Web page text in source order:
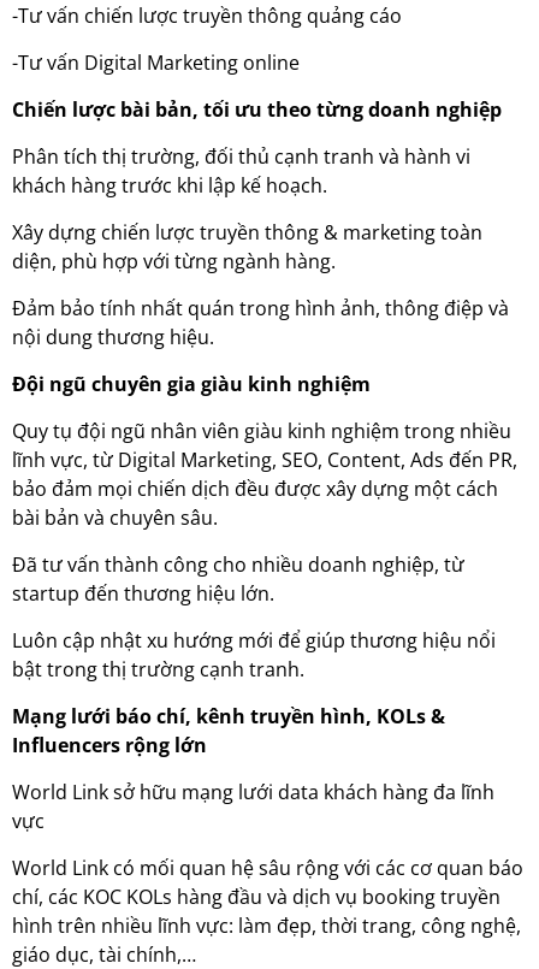
-Tư vấn chiến lược truyền thông quảng cáo
-Tư vấn Digital Marketing online
Chiến lược bài bản, tối ưu theo từng doanh nghiệp
Phân tích thị trường, đối thủ cạnh tranh và hành vi
khách hàng trước khi lập kế hoạch.
Xây dựng chiến lược truyền thông & marketing toàn
diện, phù hợp với từng ngành hàng.
Đảm bảo tính nhất quán trong hình ảnh, thông điệp và
nội dung thương hiệu.
Đội ngũ chuyên gia giàu kinh nghiệm
Quy tụ đội ngũ nhân viên giàu kinh nghiệm trong nhiều
lĩnh vực, từ Digital Marketing, SEO, Content, Ads đến PR,
bảo đảm mọi chiến dịch đều được xây dựng một cách
bài bản và chuyên sâu.
Đã tư vấn thành công cho nhiều doanh nghiệp, từ
startup đến thương hiệu lớn.
Luôn cập nhật xu hướng mới để giúp thương hiệu nổi
bật trong thị trường cạnh tranh.
Mạng lưới báo chí, kênh truyền hình, KOLs &
Influencers rộng lớn
World Link sở hữu mạng lưới data khách hàng đa lĩnh
vực
World Link có mối quan hệ sâu rộng với các cơ quan báo
chí, các KOC KOLs hàng đầu và dịch vụ booking truyền
hình trên nhiều lĩnh vực: làm đẹp, thời trang, công nghệ,
giáo dục, tài chính,…